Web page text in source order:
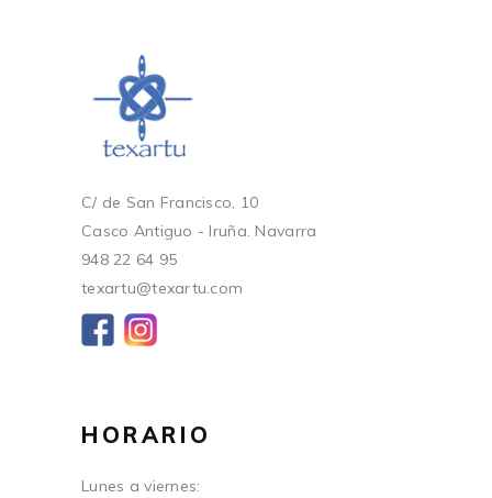
C/ de San Francisco, 10
Casco Antiguo - Iruña. Navarra
948 22 64 95
texartu@texartu.com
HORARIO
Lunes a viernes: